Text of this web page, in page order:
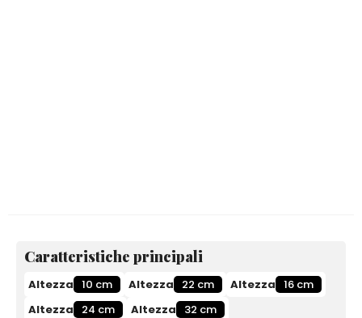
Caratteristiche principali
Altezza 10 cm Altezza 22 cm Altezza 16 cm
Altezza
24 cm Altezza
32 cm